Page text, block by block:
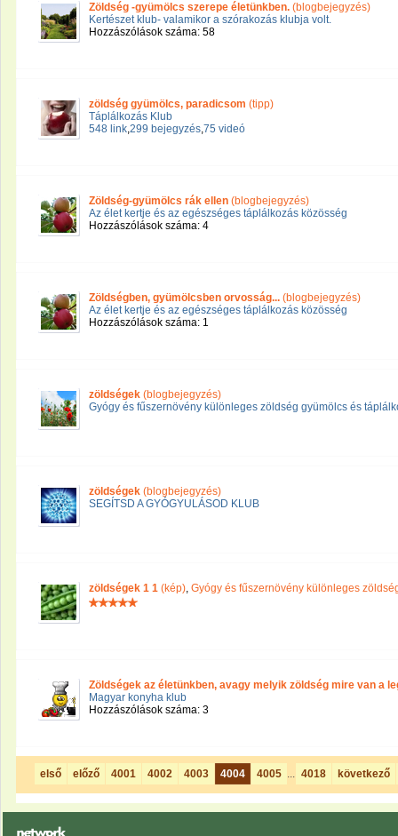
Zöldség -gyümölcs szerepe életünkben. (blogbejegyzés)
Kertészet klub- valamikor a szórakozás klubja volt.
Hozzászólások száma: 58
zöldség gyümölcs, paradicsom (tipp)
Táplálkozás Klub
548 link,299 bejegyzés,75 videó
Zöldség-gyümölcs rák ellen (blogbejegyzés)
Az élet kertje és az egészséges táplálkozás közösség
Hozzászólások száma: 4
Zöldségben, gyümölcsben orvosság... (blogbejegyzés)
Az élet kertje és az egészséges táplálkozás közösség
Hozzászólások száma: 1
zöldségek (blogbejegyzés)
Gyógy és fűszernövény különleges zöldség gyümölcs és
zöldségek (blogbejegyzés)
SEGÍTSD A GYÓGYULÁSOD KLUB
zöldségek 1 1 (kép), Gyógy és fűszernövény különleges
Zöldségek az életünkben, avagy melyik zöldség mire van a
Magyar konyha klub
Hozzászólások száma: 3
első előző 4001 4002 4003 4004 4005 ... 4018 következő